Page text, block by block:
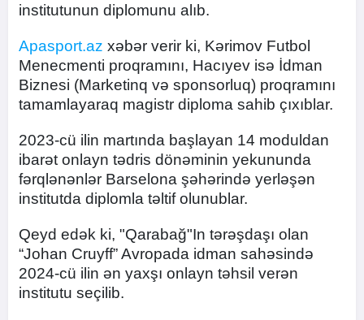
institutunun diplomunu alıb.
Apasport.az xəbər verir ki, Kərimov Futbol
Menecmenti proqramını, Hacıyev isə İdman
Biznesi (Marketinq və sponsorluq) proqramını
tamamlayaraq magistr diploma sahib çıxıblar.
2023-cü ilin martında başlayan 14 moduldan
ibarət onlayn tədris dönəminin yekununda
fərqlənənlər Barselona şəhərində yerləşən
institutda diplomla təltif olunublar.
Qeyd edək ki, "Qarabağ"In tərəşdaşı olan
“Johan Cruyff” Avropada idman sahəsində
2024-cü ilin ən yaxşı onlayn təhsil verən
institutu seçilib.